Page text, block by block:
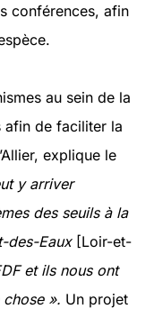
conférences, afin
au sein de la
afin de faciliter la
explique le
y arriver
des seuils à la
des-Eaux [Loir-et-
et ils nous ont
». Un projet